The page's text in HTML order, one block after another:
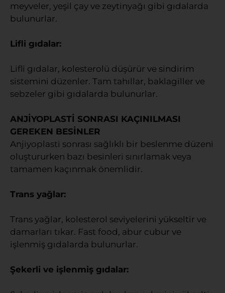
meyveler, yeşil çay ve zeytinyağı gibi gıdalarda
bulunurlar.
Lifli gıdalar:
Lifli gıdalar, kolesterolü düşürür ve sindirim
sistemini düzenler. Tam tahıllar, baklagiller ve
sebzeler gibi gıdalarda bulunurlar.
ANJİYOPLASTİ SONRASI KAÇINILMASI
GEREKEN BESİNLER
Anjiyoplasti sonrası sağlıklı bir beslenme düzeni
oluştururken bazı besinleri sınırlamak veya
tamamen kaçınmak önemlidir.
Trans yağlar:
Trans yağlar, kolesterol seviyelerini yükseltir ve
damarları tıkar. Fast food, abur cubur ve
işlenmiş gıdalarda bulunurlar.
Şekerli ve işlenmiş gıdalar: